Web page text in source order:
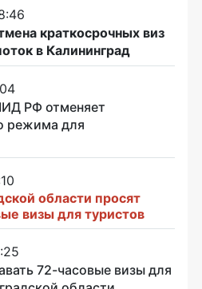
краткосрочных виз
в Калининград
РФ отменяет
режима для
области просят
визы для туристов
72-часовые визы для